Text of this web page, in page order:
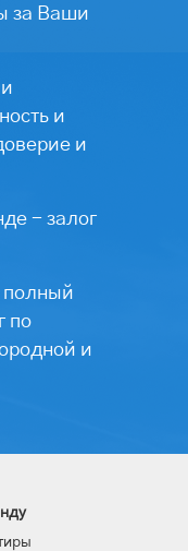
за Ваши
и
и
- залог
полный
по
и